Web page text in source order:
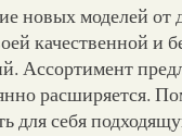
новых моделей от
качественной и
Ассортимент
расширяется.
для себя